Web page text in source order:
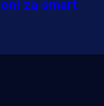
za smart